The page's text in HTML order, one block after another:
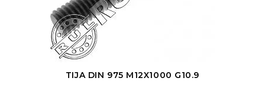
TIJA DIN 975 M12X1000 G10.9